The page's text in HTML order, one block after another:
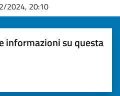
2024, 20:10
informazioni su questa
(da 1 a 5 stelle)
per valutare la chiarezza delle
su 5
5